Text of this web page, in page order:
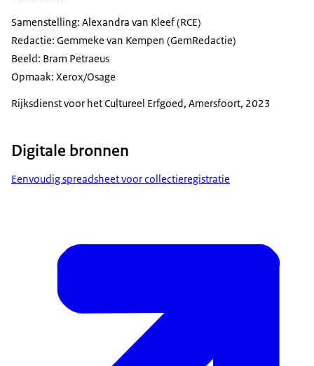
Samenstelling: Alexandra van Kleef (RCE)
Redactie: Gemmeke van Kempen (GemRedactie)
Beeld: Bram Petraeus
Opmaak: Xerox/Osage
Rijksdienst voor het Cultureel Erfgoed, Amersfoort, 2023
Digitale bronnen
Eenvoudig spreadsheet voor collectieregistratie